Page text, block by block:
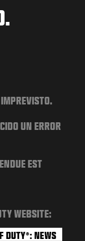
UN ERROR
EST
WEBSITE:
DUTY®: NEWS